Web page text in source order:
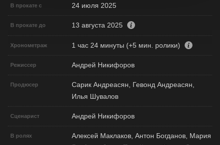
В прокате с 24 июля 2025
В прокате до 13 августа 2025
Хронометраж 1 час 24 минуты (+5 мин. ролики)
Режиссер Андрей Никифоров
Продюсер
Сарик Андреасян, Гевонд Андреасян,
Илья Шувалов
Сценарист Андрей Никифоров
В ролях
Алексей Маклаков, Антон Богданов, Мария